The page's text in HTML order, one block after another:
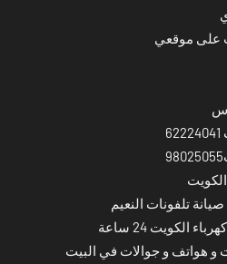
على موقعي
تلفونات النعيم
الكويت 24 ساعة
و هواتف و جوالات في البيت